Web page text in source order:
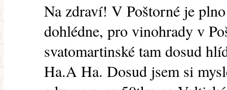
Na zdraví! V Poštorné je
dohlédne, pro vinohrady v
svatomartinské tam dosud
Ha.A Ha. Dosud jsem si